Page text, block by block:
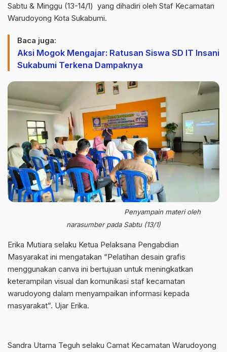
Sabtu & Minggu (13-14/1) yang dihadiri oleh Staf Kecamatan
Warudoyong Kota Sukabumi.
Baca juga:
Aksi Mogok Mengajar: Ratusan Siswa SD IT Insani
Sukabumi Terkena Dampaknya
Penyampain materi oleh
narasumber pada Sabtu (13/1)
Erika Mutiara selaku Ketua Pelaksana Pengabdian
Masyarakat ini mengatakan “Pelatihan desain grafis
menggunakan canva ini bertujuan untuk meningkatkan
keterampilan visual dan komunikasi staf kecamatan
warudoyong dalam menyampaikan informasi kepada
masyarakat”. Ujar Erika.
Sandra Utama Teguh selaku Camat Kecamatan Warudoyong